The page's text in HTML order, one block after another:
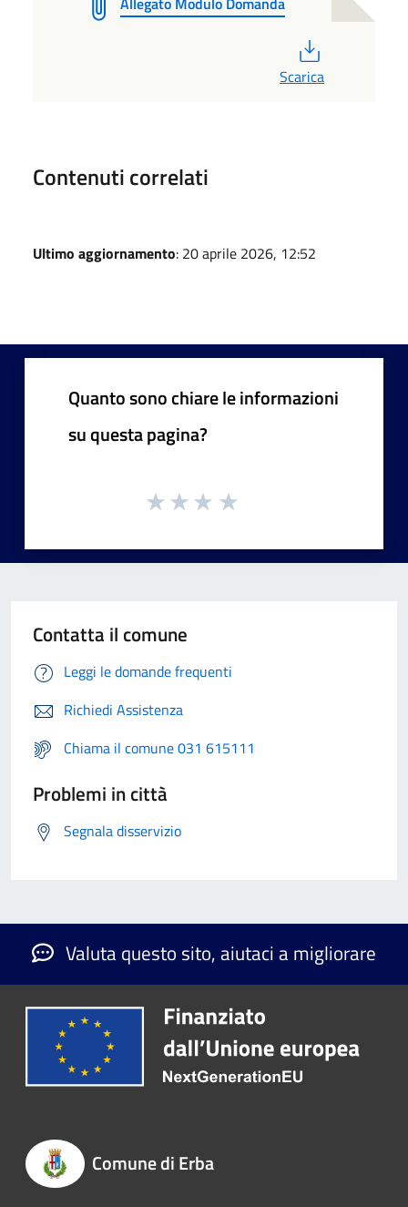
Scarica
Contenuti correlati
Ultimo aggiornamento: 20 aprile 2026, 12:52
Quanto sono chiare le informazioni
su questa pagina?
Contatta il comune
Leggi le domande frequenti
Richiedi Assistenza
Chiama il comune 031 615111
Problemi in città
Segnala disservizio
Valuta questo sito, aiutaci a migliorare
Comune di Erba